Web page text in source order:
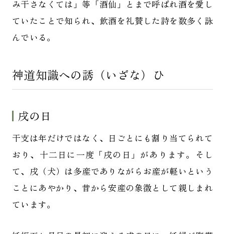
み干さなくては」等「酒仙」とまで呼ばれ酒を愛し
ていたことで知られ、飲酒を礼賛した詩を数多く詠
んでいる。
神道知識への誘（いざな）ひ
戌の日
干支は年だけではなく、日ごとにも割り当てられて
おり、十二日に一度「戌の日」があります。そし
て、戌（犬）は多産でありながらお産が軽いという
ことにあやかり、昔から安産の象徴として親しまれ
ています。